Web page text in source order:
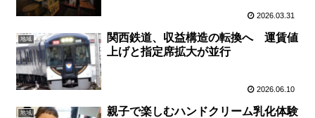
2026.03.31
地域
関西鉄道、収益構造の転換へ 運賃値
上げと指定席拡大が並行
2026.06.10
地域
親子で楽しむハンドクリーム乳化体験